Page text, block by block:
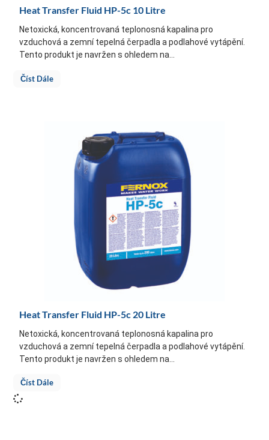
Heat Transfer Fluid HP-5c 10 Litre
Netoxická, koncentrovaná teplonosná kapalina pro
vzduchová a zemní tepelná čerpadla a podlahové vytápění.
Tento produkt je navržen s ohledem na...
Číst Dále
Heat Transfer Fluid HP-5c 20 Litre
Netoxická, koncentrovaná teplonosná kapalina pro
vzduchová a zemní tepelná čerpadla a podlahové vytápění.
Tento produkt je navržen s ohledem na...
Číst Dále